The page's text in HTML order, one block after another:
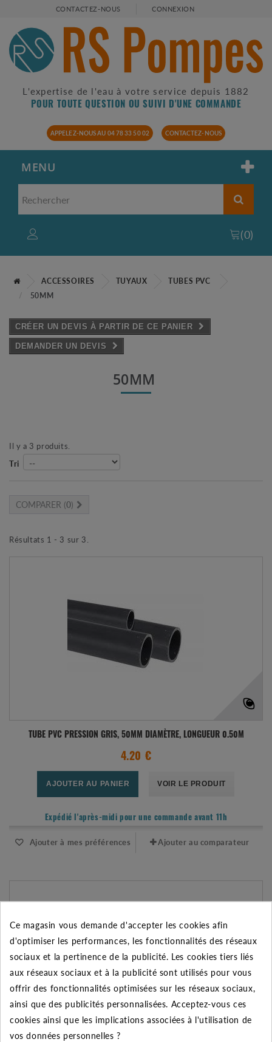
CONTACTEZ-NOUS CONNEXION
L'expertise de l'eau à votre service depuis 1882
POUR TOUTE QUESTION OU SUIVI D'UNE COMMANDE
APPELEZ-NOUS AU 04 78 33 50 02 CONTACTEZ-NOUS
MENU
(0)
ACCESSOIRES TUYAUX
TUBES PVC
50MM
CRÉER UN DEVIS À PARTIR DE CE PANIER
DEMANDER UN DEVIS
50MM
Il y a 3 produits.
Tri
COMPARER (0)
Résultats 1 - 3 sur 3.
TUBE PVC PRESSION GRIS, 50MM DIAMÈTRE, LONGUEUR 0.50M
4.20 €
AJOUTER AU PANIER VOIR LE PRODUIT
Expédié l'après-midi pour une commande avant 11h
Ajouter à mes préférences Ajouter au comparateur
Ce magasin vous demande d'accepter les cookies afin
d'optimiser les performances, les fonctionnalités des réseaux
sociaux et la pertinence de la publicité. Les cookies tiers liés
aux réseaux sociaux et à la publicité sont utilisés pour vous
offrir des fonctionnalités optimisées sur les réseaux sociaux,
ainsi que des publicités personnalisées. Acceptez-vous ces
cookies ainsi que les implications associées à l'utilisation de
vos données personnelles ?